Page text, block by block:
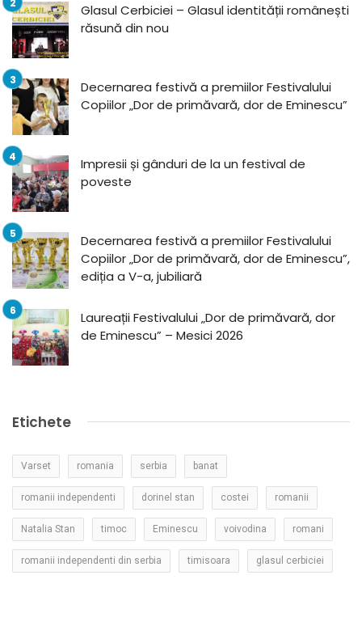
Glasul Cerbiciei – Glasul identității românești
răsună din nou
Decernarea festivă a premiilor Festivalului
Copiilor „Dor de primăvară, dor de Eminescu”
Impresii și gânduri de la un festival de
poveste
Decernarea festivă a premiilor Festivalului
Copiilor „Dor de primăvară, dor de Eminescu”,
ediția a V-a, jubiliară
Laureații Festivalului „Dor de primăvară, dor
de Eminescu” – Mesici 2026
Etichete
Varset romania serbia banat
romanii independenti dorinel stan costei romanii
Natalia Stan timoc Eminescu voivodina romani
romanii independenti din serbia timisoara glasul cerbiciei